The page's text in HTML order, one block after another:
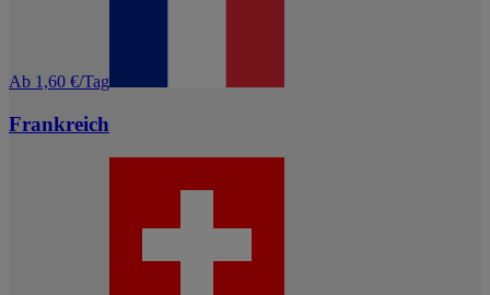
Ab 1,60 €/Tag
Frankreich